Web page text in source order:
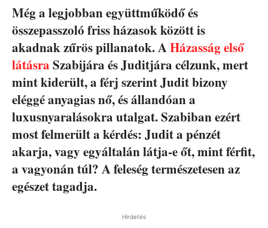
Még a legjobban együttműködő és
összepasszoló friss házasok között is
akadnak zűrös pillanatok. AHázasság első
látásra Szabijára és Juditjára célzunk, mert
mint kiderült, a férj szerint Judit bizony
eléggé anyagias nő, és állandóan a
luxusnyaralásokra utalgat. Szabiban ezért
most felmerült a kérdés: Judit a pénzét
akarja, vagy egyáltalán látja-e őt, mint férfit,
a vagyonán túl? A feleség természetesen az
egészet tagadja.
Hirdetés